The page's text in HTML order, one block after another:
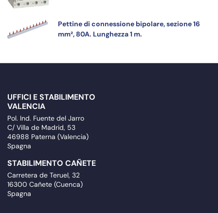
Pettine di connessione bipolare, sezione 16
mm², 80A. Lunghezza 1 m.
UFFICI E STABILIMENTO
VALENCIA
Pol. Ind. Fuente del Jarro
C/ Villa de Madrid, 53
46988 Paterna (Valencia)
Spagna
STABILIMENTO CAÑETE
Carretera de Teruel, 32
16300 Cañete (Cuenca)
Spagna